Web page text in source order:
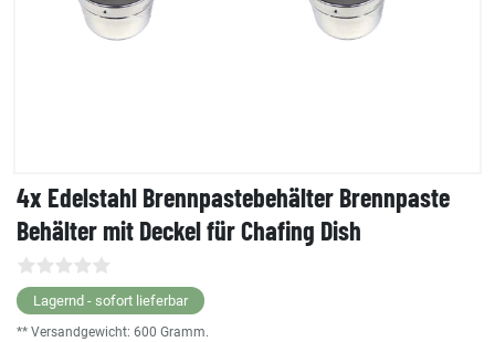
4x Edelstahl Brennpastebehälter Brennpaste
Behälter mit Deckel für Chafing Dish
Lagernd - sofort lieferbar
** Versandgewicht: 600 Gramm.